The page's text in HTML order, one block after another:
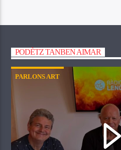
PODÈTZ TANBEN AIMAR
PARLONS ART